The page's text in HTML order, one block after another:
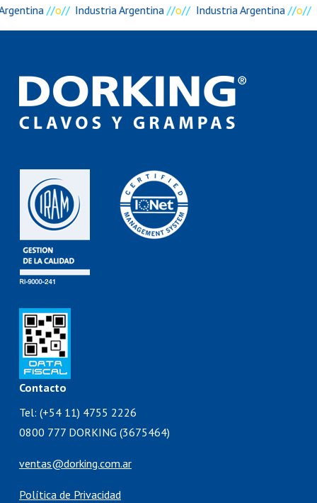
//o// Industria Argentina //o// Industria Argentina//o//
Contacto
Tel: (+54 11) 4755 2226
0800 777 DORKING (3675464)
ventas@dorking.com.ar
Política de Privacidad